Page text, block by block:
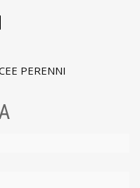
PERENNI